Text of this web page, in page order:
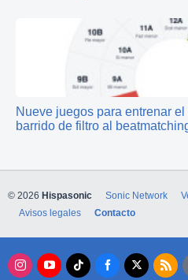
Nueve juegos para entrenar
barrido de filtro al
© 2026 Hispasonic Sonic Network
Avisos legales
Contacto